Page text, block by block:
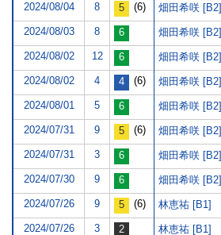
2024/08/04 8 (6) 畑田希咲 [B2]
2024/08/03 8 畑田希咲 [B2]
2024/08/02 12 畑田希咲 [B2]
2024/08/02 4 (6) 畑田希咲 [B2]
2024/08/01 5 畑田希咲 [B2]
2024/07/31 9 (6) 畑田希咲 [B2]
2024/07/31 3 畑田希咲 [B2]
2024/07/30 9 畑田希咲 [B2]
2024/07/26 9 (6) 林恵祐 [B1]
2024/07/26 3 林恵祐 [B1]